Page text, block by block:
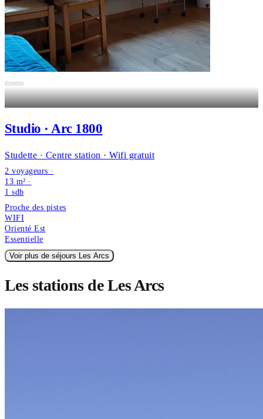
Studio · Arc 1800
Studette · Centre station · Wifi gratuit
2 voyageurs ·
13 m² ·
1sdb
Proche des pistes
WIFI
Orienté Est
Essentielle
Voir plus de séjours Les Arcs
Les stations de Les Arcs